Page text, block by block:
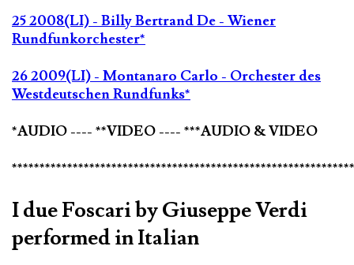
25 2008(LI) - Billy Bertrand De - Wiener
Rundfunkorchester*
26 2009(LI) - Montanaro Carlo - Orchester des
Westdeutschen Rundfunks*
*AUDIO ---- **VIDEO ---- ***AUDIO & VIDEO
I due Foscari by Giuseppe Verdi
performed in Italian